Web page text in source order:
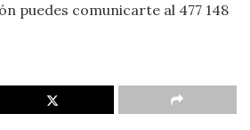
puedes comunicarte al 477 148